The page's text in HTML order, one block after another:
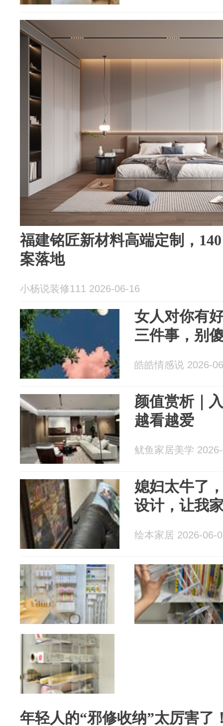
福建铭匠新材料高端定制，
案落地
小杨说装修111 2026-06-16
女人对你有
三件事，别
皓皓情感说 2026-
颜值赏析｜
越看越爱
鱿鱼家居美学
媳妇太牛了
设计，让我
绘本家居 2026-06-
年轻人的“邪修收纳”太厉害了